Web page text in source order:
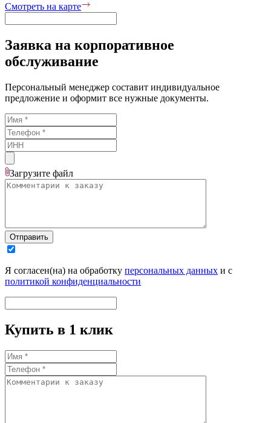
Смотреть на карте
Заявка на корпоративное
обслуживание
Персональный менеджер составит индивидуальное
предложение и оформит все нужные документы.
Загрузите файл
Отправить
Я согласен(на) на обработку персональных данных и с
политикой конфиденциальности
Купить в 1 клик